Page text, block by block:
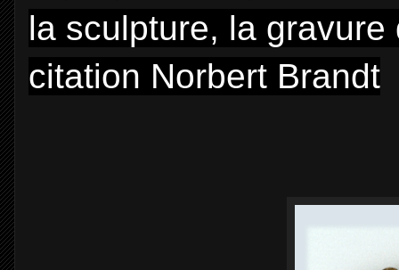
la sculpture, la
citation Norbert Brandt